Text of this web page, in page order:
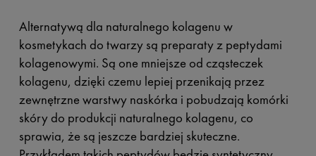
Alternatywą dla naturalnego kolagenu w
kosmetykach do twarzy są preparaty z peptydami
kolagenowymi. Są one mniejsze od cząsteczek
kolagenu, dzięki czemu lepiej przenikają przez
zewnętrzne warstwy naskórka i pobudzają komórki
skóry do produkcji naturalnego kolagenu, co
sprawia, że są jeszcze bardziej skuteczne.